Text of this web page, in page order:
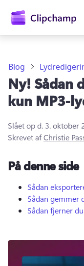
Prøv det
Blog
Ny! Sådan
kun MP3-
Slået op d. 3. oktober
Skrevet afChristie
På denne side
Sådan
Sådan gemmer
Sådan fjerner